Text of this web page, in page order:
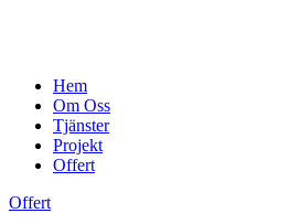
Hem
Om Oss
Tjänster
Projekt
Offert
Offert